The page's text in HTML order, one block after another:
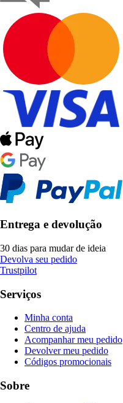
Entrega e devolução
30 dias para mudar de ideia
Devolva seu pedido
Trustpilot
Serviços
Minha conta
Centro de ajuda
Acompanhar meu pedido
Devolver meu pedido
Códigos promocionais
Sobre